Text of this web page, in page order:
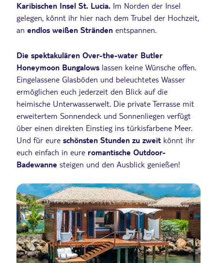
Karibischen Insel St. Lucia. Im Norden der Insel
gelegen, könnt ihr hier nach dem Trubel der Hochzeit,
an endlos weißen Stränden entspannen.
Die spektakulären Over-the-water Butler
Honeymoon Bungalows lassen keine Wünsche offen.
Eingelassene Glasböden und beleuchtetes Wasser
ermöglichen euch jederzeit den Blick auf die
heimische Unterwasserwelt. Die private Terrasse mit
erweitertem Sonnendeck und Sonnenliegen verfügt
über einen direkten Einstieg ins türkisfarbene Meer.
Und für eure schönsten Stunden zu zweit könnt ihr
euch einfach in eure romantische Outdoor-
Badewanne steigen und den Ausblick genießen!